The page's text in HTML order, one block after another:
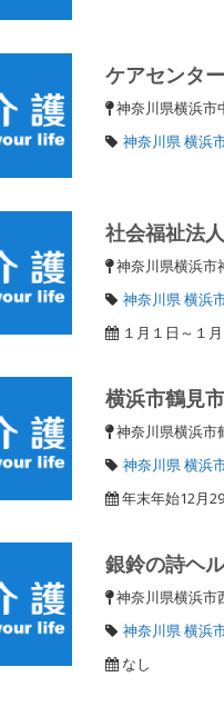
ケアセンタ
神奈川県横浜市
神奈川県 横浜
社会福祉法
神奈川県横浜市
神奈川県 横浜
１月１日～１
横浜市鶴見
神奈川県横浜市
神奈川県 横浜
年末年始12月
銀鈴の詩ヘ
神奈川県横浜市
神奈川県 横浜
なし